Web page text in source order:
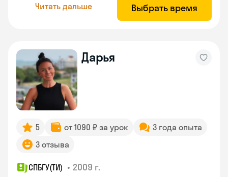
Читать дальше Выбрать время
Дарья
5 от 1090 ₽ за урок
3 года опыта
3 отзыва
СПБГУ(ТИ) • 2009 г.